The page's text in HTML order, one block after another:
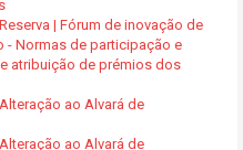
| Fórum de inovação de
- Normas de participação e
atribuição de prémios dos
ao Alvará de
ao Alvará de